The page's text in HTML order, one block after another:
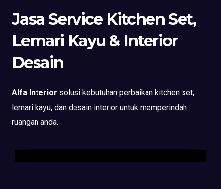
Jasa Service Kitchen Set,
Lemari Kayu & Interior
Desain
Alfa Interior solusi kebutuhan perbaikan kitchen set,
lemari kayu, dan desain interior untuk memperindah
ruangan anda.